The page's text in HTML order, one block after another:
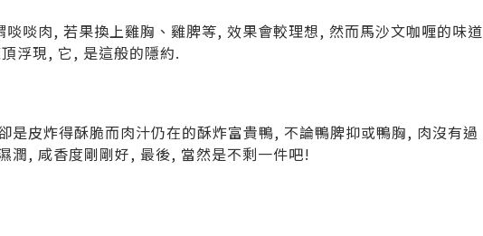
啖啖肉, 若果換上雞胸、雞脾等, 效果會較理想, 然而馬沙文咖喱的味道
浮現, 它, 是這般的隱約.
是皮炸得酥脆而肉汁仍在的酥炸富貴鴨, 不論鴨脾抑或鴨胸, 肉沒有過
潤, 咸香度剛剛好, 最後, 當然是不剩一件吧!